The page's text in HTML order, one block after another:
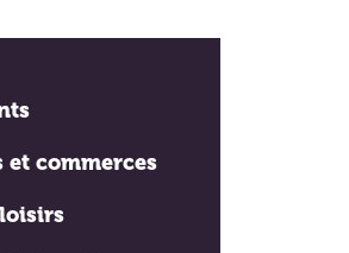
et commerces